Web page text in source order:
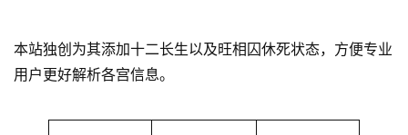
本站独创为其添加十二长生以及旺相囚休死状态，方便专业
用户更好解析各宫信息。